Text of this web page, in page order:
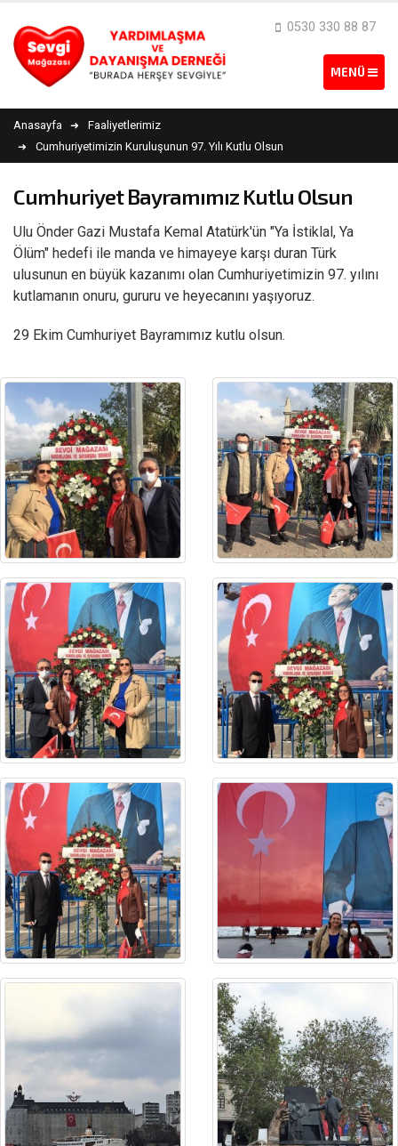
0530 330 88 87
Anasayfa
Faaliyetlerimiz
Cumhuriyetimizin Kuruluşunun 97. Yılı Kutlu Olsun
Cumhuriyet Bayramımız Kutlu Olsun
Ulu Önder Gazi Mustafa Kemal Atatürk'ün "Ya İstiklal, Ya
Ölüm" hedefi ile manda ve himayeye karşı duran Türk
ulusunun en büyük kazanımı olan Cumhuriyetimizin 97. yılını
kutlamanın onuru, gururu ve heyecanını yaşıyoruz.
29 Ekim Cumhuriyet Bayramımız kutlu olsun.